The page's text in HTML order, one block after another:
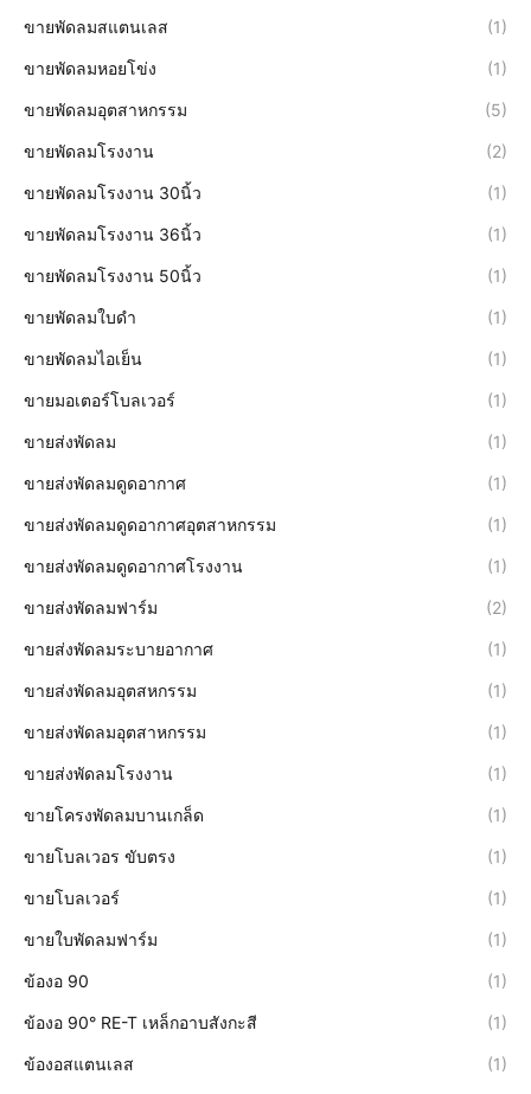
ขายพัดลมสแตนเลส (1)
ขายพัดลมหอยโข่ง (1)
ขายพัดลมอุตสาหกรรม (5)
ขายพัดลมโรงงาน (2)
ขายพัดลมโรงงาน 30นิ้ว (1)
ขายพัดลมโรงงาน 36นิ้ว (1)
ขายพัดลมโรงงาน 50นิ้ว (1)
ขายพัดลมใบดำ (1)
ขายพัดลมไอเย็น (1)
ขายมอเตอร์โบลเวอร์ (1)
ขายส่งพัดลม (1)
ขายส่งพัดลมดูดอากาศ (1)
ขายส่งพัดลมดูดอากาศอุตสาหกรรม (1)
ขายส่งพัดลมดูดอากาศโรงงาน (1)
ขายส่งพัดลมฟาร์ม (2)
ขายส่งพัดลมระบายอากาศ (1)
ขายส่งพัดลมอุตสหกรรม (1)
ขายส่งพัดลมอุตสาหกรรม (1)
ขายส่งพัดลมโรงงาน (1)
ขายโครงพัดลมบานเกล็ด (1)
ขายโบลเวอร ขับตรง (1)
ขายโบลเวอร์ (1)
ขายใบพัดลมฟาร์ม (1)
ข้องอ 90 (1)
ข้องอ 90° RE-T เหล็กอาบสังกะสี (1)
ข้องอสแตนเลส (1)